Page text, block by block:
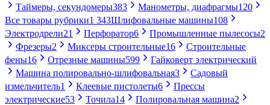
Таймеры, секундомеры383 Манометры, диафрагмы120
Все товары рубрики1 343Шлифовальные машины108
Электродрели21 Перфоратор6 Промышленные пылесосы2
Фрезеры2 Миксеры строительные16
Строительные
фены16 Отрезные машины599
Гайковерт электрический
Машина полировально-шлифовальная3
Садовый
измельчитель1 Клеевые пистолеты6
Прессы
электрические53 Точила14 Полировальная машина2